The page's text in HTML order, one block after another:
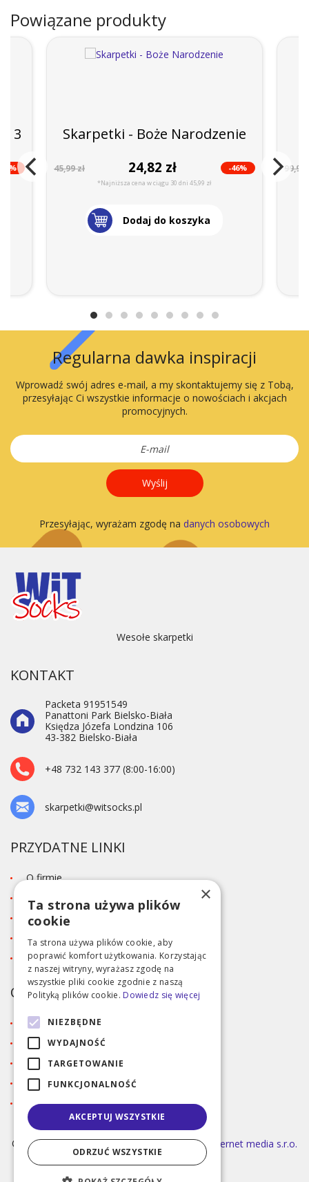
Powiązane produkty
Skarpetki - Boże Narodzenie
45,99 zł 24,82 zł -46%
*Najniższa cena w ciągu 30 dni 45,99 zł
Dodaj do koszyka
99,99
3
Regularna dawka inspiracji
Wprowadź swój adres e-mail, a my skontaktujemy się z Tobą,
przesyłając Ci wszystkie informacje o nowościach i akcjach
promocyjnych.
Wyślij
Przesyłając, wyrażam zgodę na danych osobowych
Wesołe skarpetki
KONTAKT
Packeta 91951549
Panattoni Park Bielsko-Biała
Księdza Józefa Londzina 106
43-382 Bielsko-Biała
+48 732 143 377 (8:00-16:00)
skarpetki@witsocks.pl
PRZYDATNE LINKI
O firmie
Blog
Kontakt
Tabela rozmiarów
Polityka prywatności RODO
OBSŁUGA KLIENTA
Regulamin
Dostawa i metody płatności
Reklamacja
Zaloguj się
Rejestracja
©2026 MODA ČAPEK s.r.o. Made by INIZIO Internet media s.r.o.
|
nastavení cookies
×
Ta strona używa plików
cookie
Ta strona używa plików cookie, aby
poprawić komfort użytkowania. Korzystając
z naszej witryny, wyrażasz zgodę na
wszystkie pliki cookie zgodnie z naszą
Polityką plików cookie. Dowiedz się więcej
NIEZBĘDNE
WYDAJNOŚĆ
TARGETOWANIE
FUNKCJONALNOŚĆ
AKCEPTUJ WSZYSTKIE
ODRZUĆ WSZYSTKIE